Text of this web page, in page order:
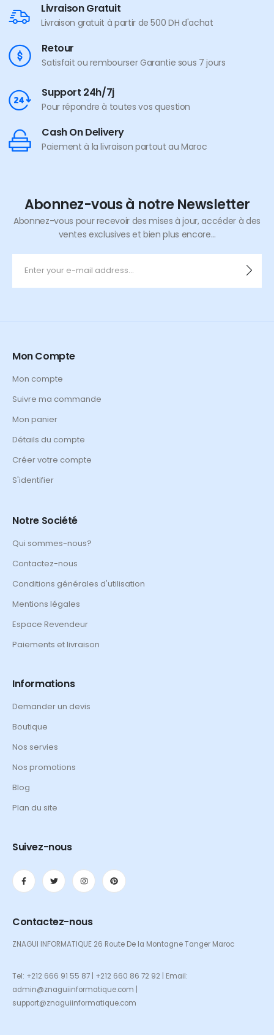
Livraison Gratuit
Livraison gratuit à partir de 500 DH d'achat
Retour
Satisfait ou rembourser Garantie sous 7 jours
Support 24h/7j
Pour répondre à toutes vos question
Cash On Delivery
Paiement à la livraison partout au Maroc
Abonnez-vous à notre Newsletter
Abonnez-vous pour recevoir des mises à jour, accéder à des
ventes exclusives et bien plus encore...
Mon Compte
Mon compte
Suivre ma commande
Mon panier
Détails du compte
Créer votre compte
S'identifier
Notre Société
Qui sommes-nous?
Contactez-nous
Conditions générales d'utilisation
Mentions légales
Espace Revendeur
Paiements et livraison
Informations
Demander un devis
Boutique
Nos servies
Nos promotions
Blog
Plan du site
Suivez-nous
Contactez-nous
ZNAGUI INFORMATIQUE 26 Route De la Montagne Tanger Maroc
Tel: +212 666 91 55 87 | +212 660 86 72 92 | Email:
admin@znaguiinformatique.com |
support@znaguiinformatique.com